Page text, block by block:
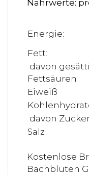
Nährwerte:
Energie:
Fett:
davon
Fettsäuren
Eiweiß
davon
Salz
Kostenlose
Bachblüten